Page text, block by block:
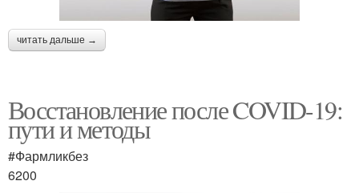
читать дальше →
Восстановление после COVID-19:
пути и методы
#Фармликбез
6200